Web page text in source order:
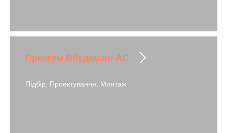
Преміум Вбудовані АС
Підбір, Проектування, Монтаж